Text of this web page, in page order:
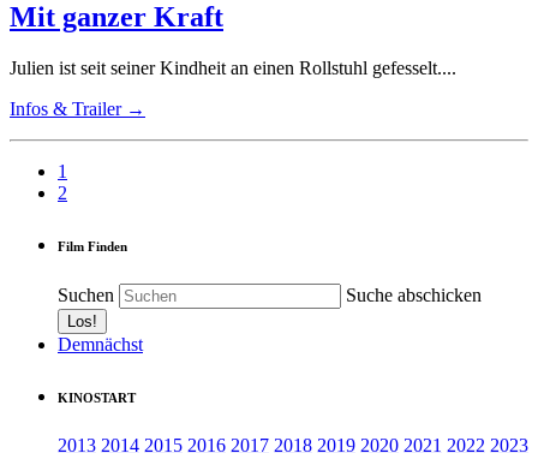
Mit ganzer Kraft
Julien ist seit seiner Kindheit an einen Rollstuhl gefesselt....
Infos & Trailer →
1
2
Film Finden
Suchen Suche abschicken
Demnächst
KINOSTART
2013 2014 2015 2016 2017 2018 2019 2020 2021 2022 2023